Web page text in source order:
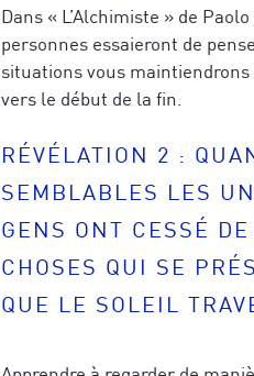
Dans « L’Alchimiste » de
personnes essaieront de
situations vous
vers le début de la fin.
RÉVÉLATION 2 :
SEMBLABLES LES
GENS ONT CESSÉ
CHOSES QUI SE
QUE LE SOLEIL